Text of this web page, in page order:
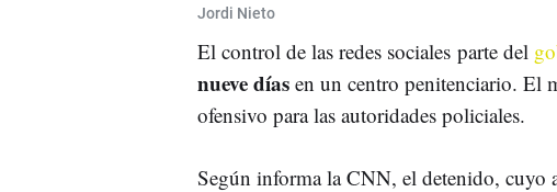
Jordi Nieto
El control de las redes sociales parte del
nueve días en un centro penitenciario. El
ofensivo para las autoridades policiales.
Según informa la CNN, el detenido, cuyo